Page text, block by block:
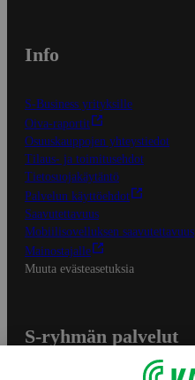
Info
S-Business yrityksille
Oiva-raportit
Osuuskauppojen yhteystiedot
Tilaus- ja toimitusehdot
Tietosuojakäytäntö
Palvelun käyttöehdot
Saavutettavuus
Mobiilisovelluksen saavutettavuus
Mainostajalle
Muuta evästeasetuksia
S-ryhmän palvelut